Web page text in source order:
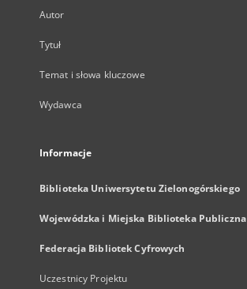
Autor
Tytuł
Temat i słowa kluczowe
Wydawca
Informacje
Biblioteka Uniwersytetu Zielonogórskiego
Wojewódzka i Miejska Biblioteka Publiczna
Federacja Bibliotek Cyfrowych
Uczestnicy Projektu